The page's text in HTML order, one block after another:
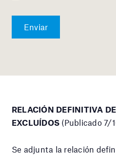
RELACIÓN DEFINITIVA
EXCLUÍDOS (Publicado 7/
Se adjunta la relación